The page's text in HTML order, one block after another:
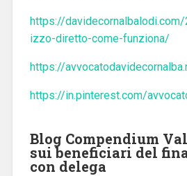
https://
izzo-diretto-come-funziona/
https://
https://in.pinterest.com/
Blog Compendium
sui beneficiari del
con delega